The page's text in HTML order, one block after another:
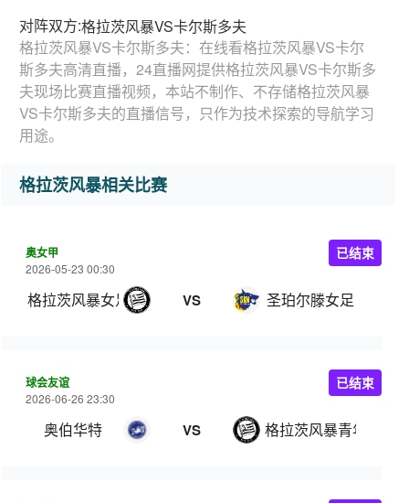
对阵双方:格拉茨风暴VS卡尔斯多夫
格拉茨风暴VS卡尔斯多夫：在线看格拉茨风暴VS卡尔
斯多夫高清直播，24直播网提供格拉茨风暴VS卡尔斯多
夫现场比赛直播视频，本站不制作、不存储格拉茨风暴
VS卡尔斯多夫的直播信号，只作为技术探索的导航学习
用途。
格拉茨风暴相关比赛
奥女甲
2026-05-23 00:30
格拉茨风暴女足 VS 圣珀尔滕女足
已结束
球会友谊
2026-06-26 23:30
奥伯华特 VS 格拉茨风暴青年队
已结束